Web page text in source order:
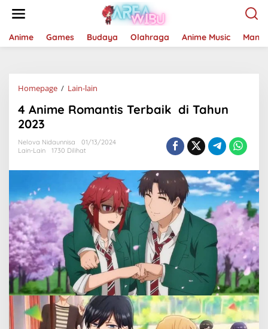
Anime Games Budaya Olahraga Anime Music
Homepage / Lain-lain
Romantis
Tahun
4 Anime Romantis Terbaik di Tahun
2023
Nelova Nidaunnisa
01/13/2024
Lain-Lain
1730 Dilihat